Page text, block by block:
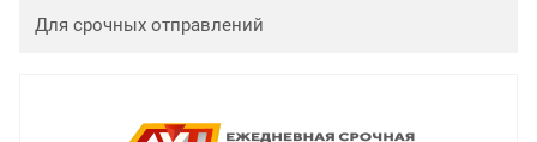
Для срочных отправлений